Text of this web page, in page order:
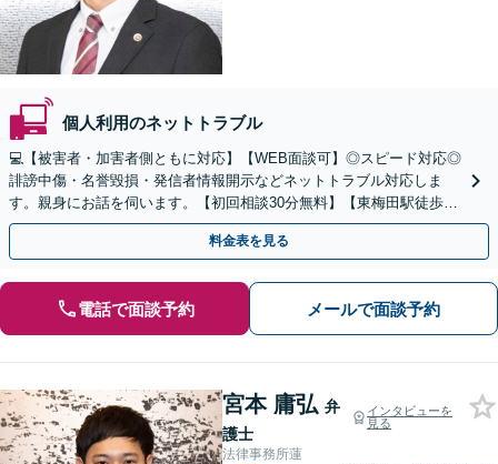
個人利用のネットトラブル
💻【被害者・加害者側ともに対応】【WEB面談可】◎スピード対応◎
誹謗中傷・名誉毀損・発信者情報開示などネットトラブル対応しま
す。親身にお話を伺います。【初回相談30分無料】【東梅田駅徒歩10
分】【弁護士歴15年以上】
料金表を見る
電話で面談予約 メールで面談予約
宮本 庸弘 弁
護士
インタビューを
見る
法律事務所蓮